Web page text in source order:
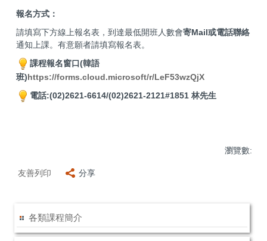
報名方式：
請填寫下方線上報名表，到達最低開班人數會寄Mail或電話聯絡
通知上課。有意願者請填寫報名表。
課程報名窗口(韓語
班)https://forms.cloud.microsoft/r/LeF53wzQjX
電話:(02)2621-6614/(02)2621-2121#1851 林先生
瀏覽數:
友善列印 分享
各類課程簡介